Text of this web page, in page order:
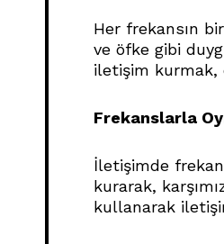
Her frekansın
ve öfke gibi
iletişim kurmak,
Frekanslarla
İletişimde
kurarak,
kullanarak